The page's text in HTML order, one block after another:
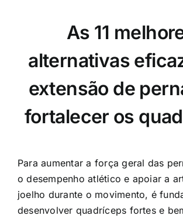
As 11
alternativas
extensão de
fortalecer os
Para aumentar a força geral das
o desempenho atlético e apoiar a
joelho durante o movimento, é
desenvolver quadríceps fortes e